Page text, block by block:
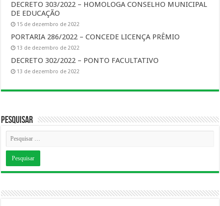
DECRETO 303/2022 – HOMOLOGA CONSELHO MUNICIPAL
DE EDUCAÇÃO
15 de dezembro de 2022
PORTARIA 286/2022 – CONCEDE LICENÇA PRÊMIO
13 de dezembro de 2022
DECRETO 302/2022 – PONTO FACULTATIVO
13 de dezembro de 2022
Pesquisar